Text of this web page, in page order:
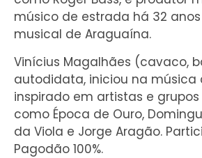
músico de estrada há 32
musical de Araguaína.
Vinícius Magalhães (cavaco,
autodidata, iniciou na música
inspirado em artistas e
como Época de Ouro,
da Viola e Jorge Aragão.
Pagodão 100%.